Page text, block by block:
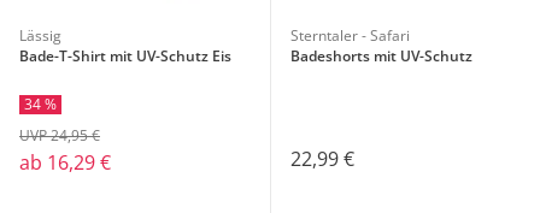
Lässig
Bade-T-Shirt mit UV-Schutz Eis
34 %
ab 16,29 €
UVP 24,95 €
Sterntaler - Safari
Badeshorts mit UV-Schutz
22,99 €